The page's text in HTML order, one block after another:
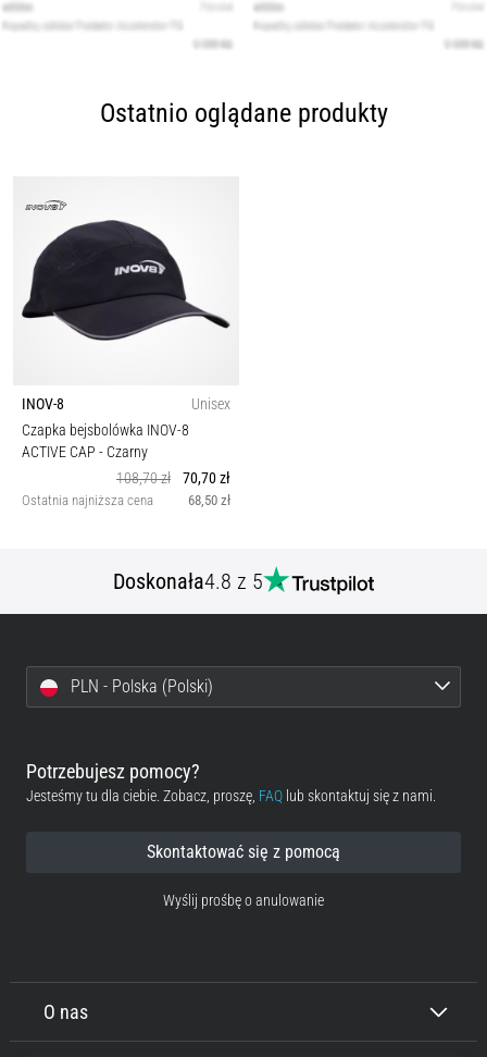
Ostatnio oglądane produkty
INOV-8
Unisex
Czapka bejsbolówka INOV-8
ACTIVE CAP - Czarny
108,70 zł
70,70 zł
Ostatnia najniższa cena 68,50 zł
Doskonała4.8 z 5
O nas
PLN - Polska (Polski)
Potrzebujesz pomocy?
Jesteśmy tu dla ciebie. Zobacz, proszę, FAQ lub skontaktuj się z nami.
Skontaktować się z pomocą
Wyślij prośbę o anulowanie